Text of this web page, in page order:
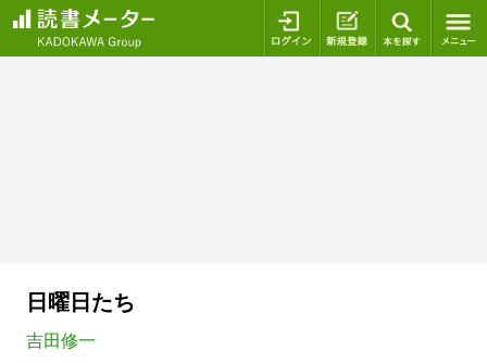
ログイン 新規登録
日曜日たち
吉田修一